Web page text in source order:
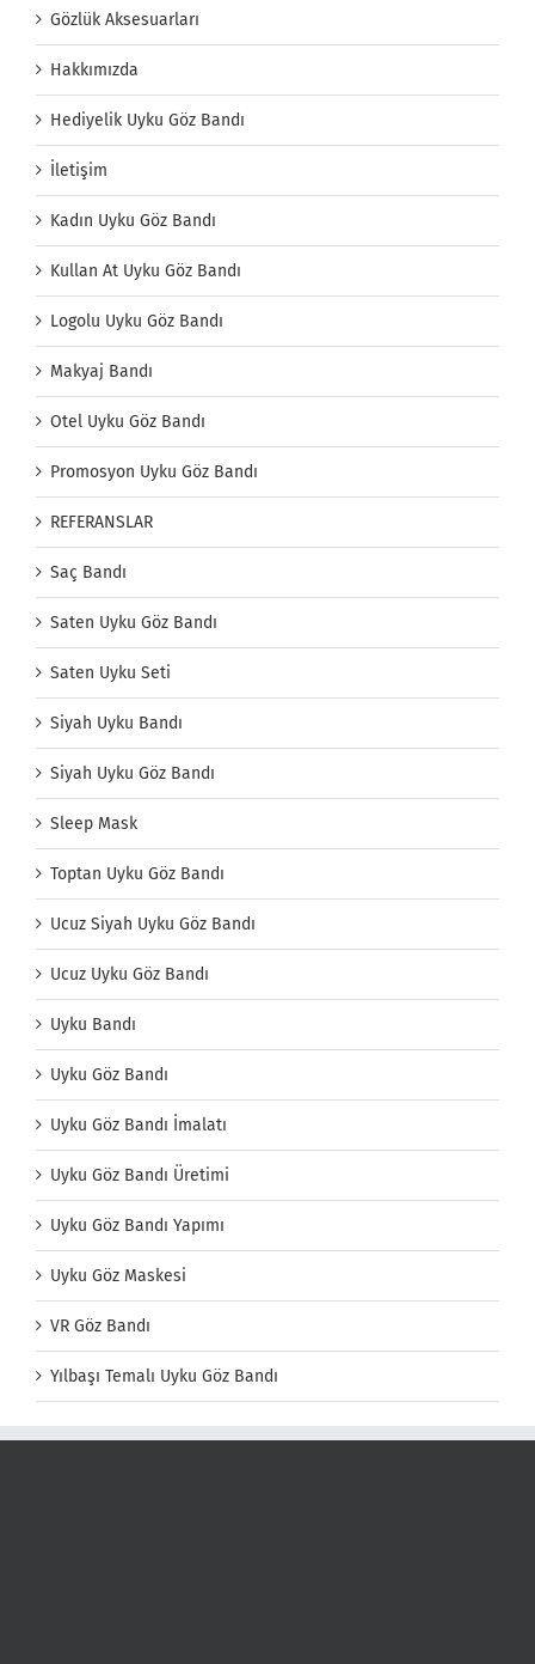
Gözlük Aksesuarları
Hakkımızda
Hediyelik Uyku Göz Bandı
İletişim
Kadın Uyku Göz Bandı
Kullan At Uyku Göz Bandı
Logolu Uyku Göz Bandı
Makyaj Bandı
Otel Uyku Göz Bandı
Promosyon Uyku Göz Bandı
REFERANSLAR
Saç Bandı
Saten Uyku Göz Bandı
Saten Uyku Seti
Siyah Uyku Bandı
Siyah Uyku Göz Bandı
Sleep Mask
Toptan Uyku Göz Bandı
Ucuz Siyah Uyku Göz Bandı
Ucuz Uyku Göz Bandı
Uyku Bandı
Uyku Göz Bandı
Uyku Göz Bandı İmalatı
Uyku Göz Bandı Üretimi
Uyku Göz Bandı Yapımı
Uyku Göz Maskesi
VR Göz Bandı
Yılbaşı Temalı Uyku Göz Bandı